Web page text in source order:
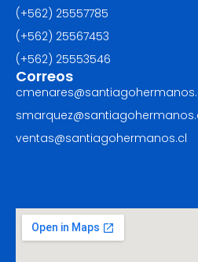
(+562) 25557785
(+562) 25567453‬
(+562) ‪25553546
Correos
ventas@santiagohermanos.cl